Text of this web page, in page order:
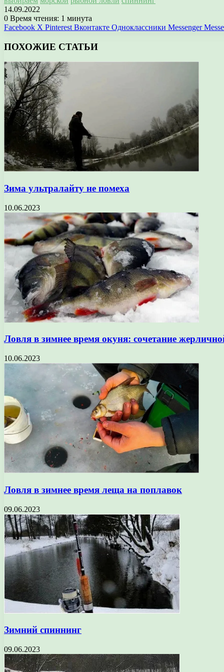
14.09.2022
0 Время чтения: 1 минута
Facebook X Pinterest Вконтакте Одноклассники Messenger
ПОХОЖИЕ СТАТЬИ
Зима ультралайту не помеха
10.06.2023
Ловля в зимнее время окуня: сочетание
10.06.2023
Ловля в зимнее время леща на поплавок
09.06.2023
Зимний спиннинг
09.06.2023